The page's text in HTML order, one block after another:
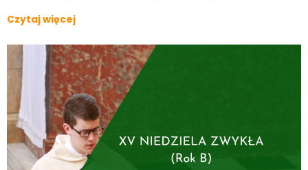
Czytaj więcej